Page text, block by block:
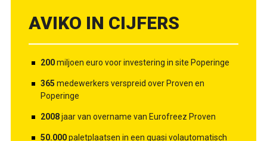
AVIKO IN CIJFERS
200miljoen euro voor investering in site Poperinge
365 medewerkers verspreid over Proven en
Poperinge
2008jaar van overname van Eurofreez Proven
50.000paletplaatsen in een quasi volautomatisch